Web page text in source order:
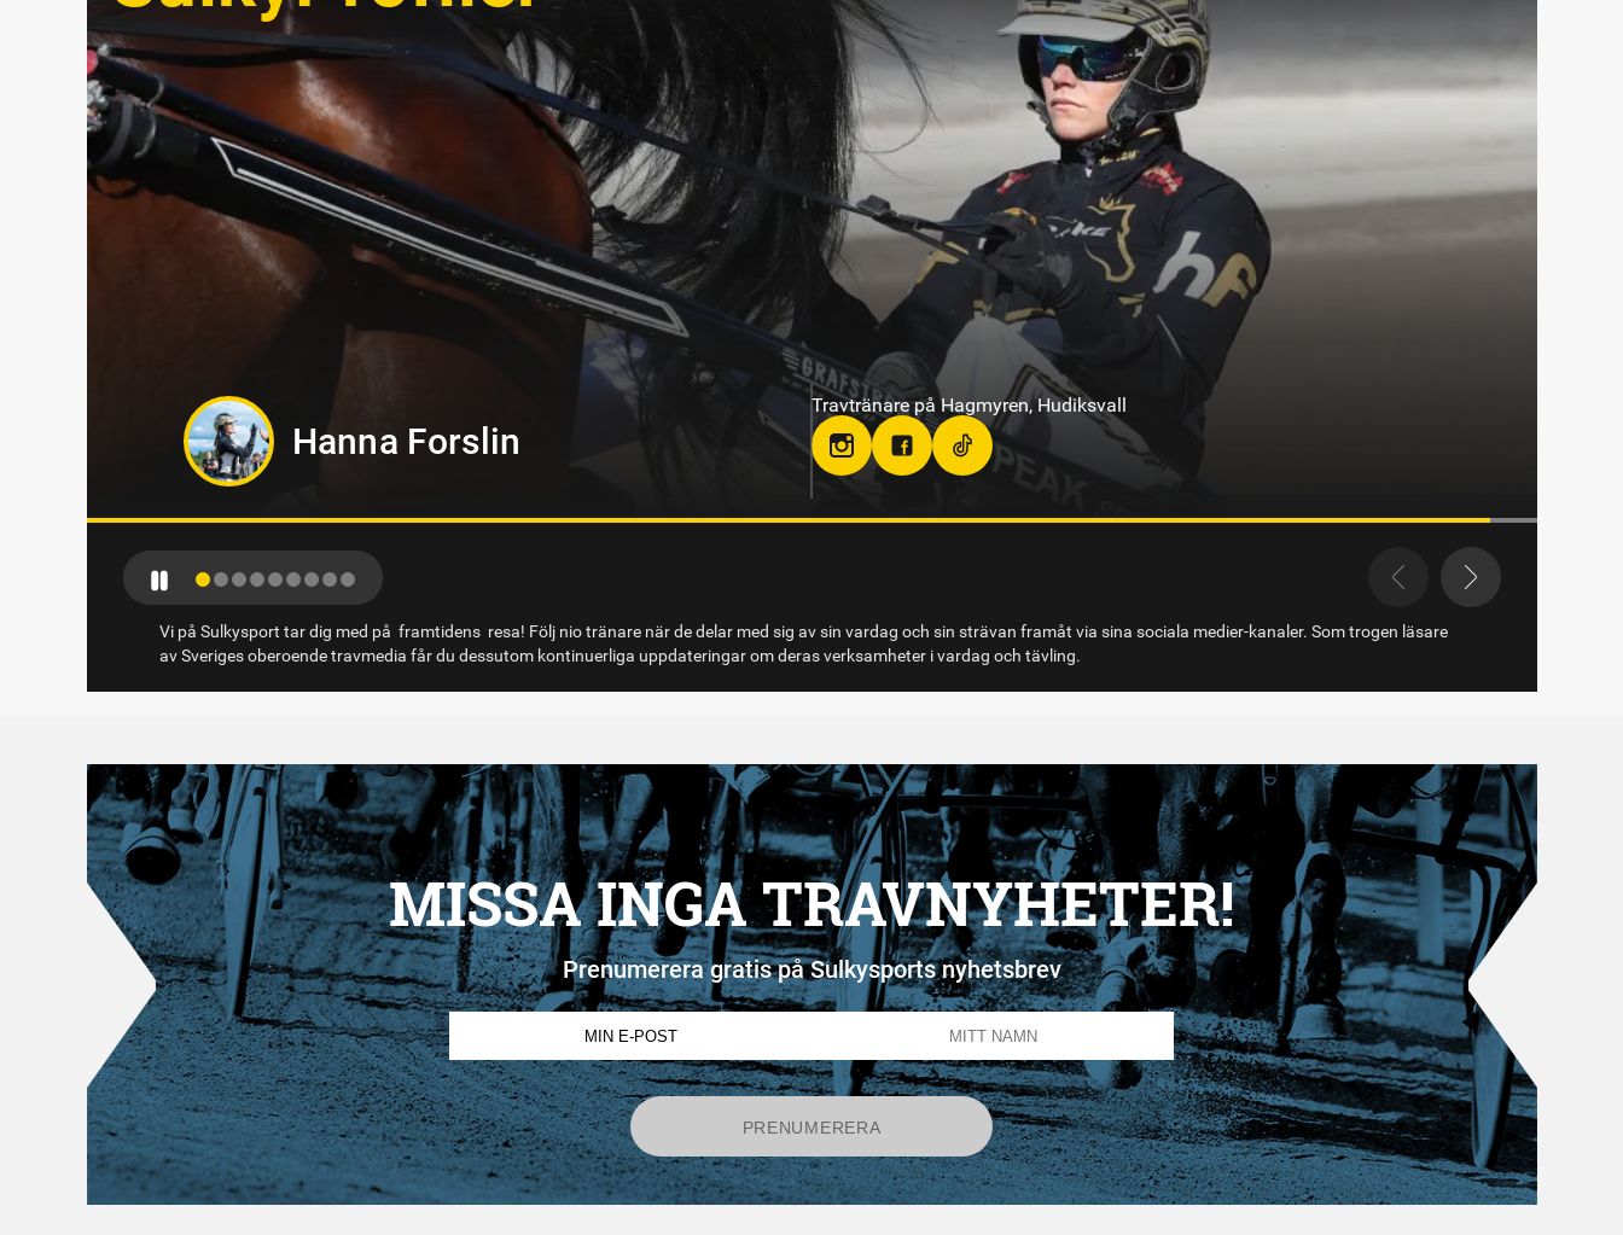
Oskar Kylin Blom
Travtränare på Gävletravet
Vi på Sulkysport tar dig med på framtidens resa! Följ nio tränare när de delar med sig av sin vardag och sin strävan framåt via sina sociala medier-kanaler. Som trogen läsare
av Sveriges oberoende travmedia får du dessutom kontinuerliga uppdateringar om deras verksamheter i vardag och tävling.
MISSA INGA TRAVNYHETER!
Prenumerera gratis på Sulkysports nyhetsbrev